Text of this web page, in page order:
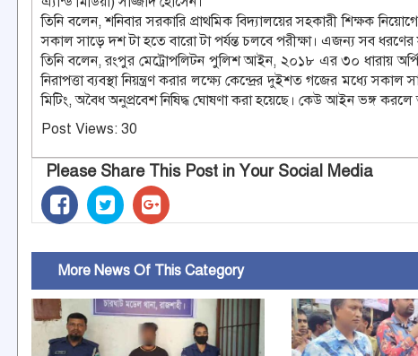
তিনি বলেন, শনিবার সরকারি প্রাথমিক বিদ্যালয়ের সহকারী শিক্ষক
সকাল সাড়ে দশ টা হতে বারো টা পর্যন্ত চলবে পরীক্ষা। এজন্য সব ধরণের
তিনি বলেন, রংপুর মেট্রোপলিটন পুলিশ আইন, ২০১৮ এর ৩০ ধারায়
নিরাপত্তা ব্যবস্থা নিয়ন্ত্রণ করার লক্ষ্যে কেন্দ্রের দুইশত গজের মধ্যে
মিটিং, অবৈধ অনুপ্রবেশ নিষিদ্ধ ঘোষণা করা হয়েছে। কেউ আইন ভঙ্গ
Post Views: 30
Please Share This Post in Your Social Media
More News Of This Category